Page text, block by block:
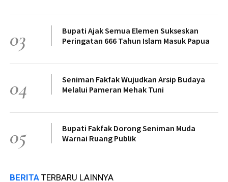
03
Bupati Ajak Semua Elemen Sukseskan
Peringatan 666 Tahun Islam Masuk Papua
04
Seniman Fakfak Wujudkan Arsip Budaya
Melalui Pameran Mehak Tuni
05
Bupati Fakfak Dorong Seniman Muda
Warnai Ruang Publik
BERITA TERBARU LAINNYA